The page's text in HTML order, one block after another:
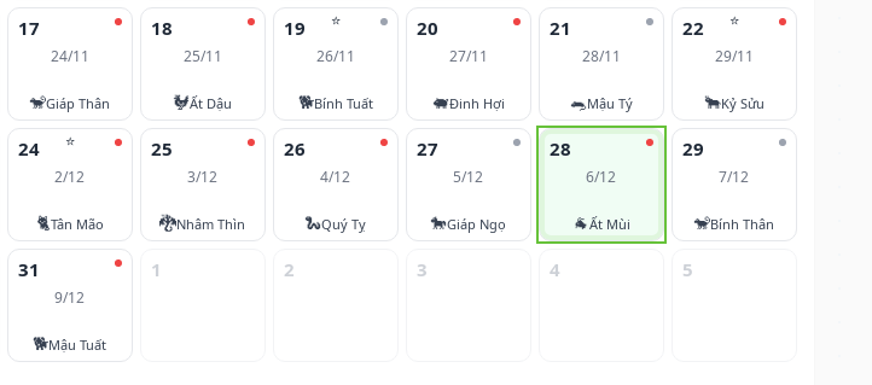
17
24/11
🐒Giáp Thân
18
25/11
🐓Ất Dậu
⭐
19
26/11
🐕Bính Tuất
20
27/11
🐖Đinh Hợi
21
28/11
🐀Mậu Tý
⭐
22
29/11
🐂Kỷ Sửu
⭐
24
2/12
🐈Tân Mão
25
3/12
🐉Nhâm Thìn
26
4/12
🐍Quý Tỵ
27
5/12
🐎Giáp Ngọ
28
6/12
🐐Ất Mùi
29
7/12
🐒Bính Thân
31
9/12
🐕Mậu Tuất
1 2 3 4 5